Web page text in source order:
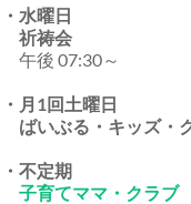
・水曜日
祈祷会
午後 07:30～
・月1回土曜日
ばいぶる・キッズ・
・不定期
子育てママ・クラブ